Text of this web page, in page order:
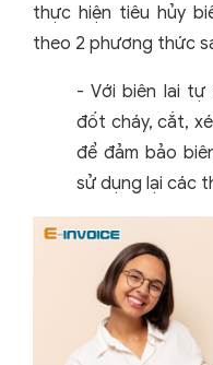
thực hiện tiêu hủy
theo 2 phương thức
- Với biên lai tự
đốt cháy, cắt,
để đảm bảo
sử dụng lại các